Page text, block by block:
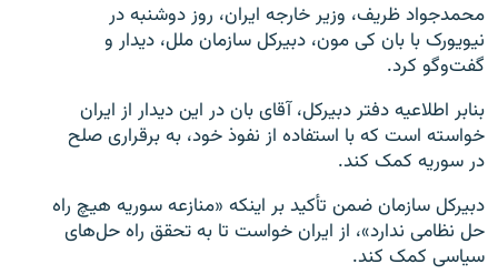
فرکانس‌ها
گزارش‌های تصویری
گزارش‌های ویدئویی
زنان فردا
English
به ما بپیوندید
محمدجواد ظریف، وزیر خارجه ایران، روز دوشنبه در
نیویورک با بان کی مون، دبیرکل سازمان ملل، دیدار و
گفت‌وگو کرد.
بنابر اطلاعیه دفتر دبیرکل، آقای بان در این دیدار از ایران
خواسته است که با استفاده از نفوذ خود، به برقراری صلح
در سوریه کمک کند.
دبیرکل سازمان ضمن تأکید بر اینکه «منازعه سوریه هیچ راه
حل نظامی ندارد»، از ایران خواست تا به تحقق راه حل‌های
سیاسی کمک کند.